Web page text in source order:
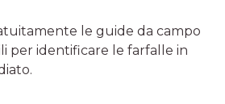
le guide da campo
per identificare le farfalle in